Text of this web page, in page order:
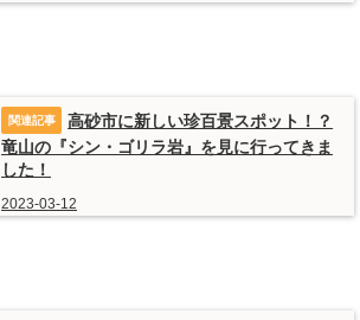
高砂市に新しい珍百景スポット！？
竜山の『シン・ゴリラ岩』を見に行ってきま
した！
2023-03-12